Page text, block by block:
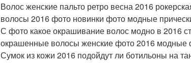
Волос женские пальто ретро весна 2016
волосы 2016 фото новинки фото модные
С фото какое окрашивание волос модно в 2016
окрашенные волосы женские фото 2016 модные
Сумок из кожи 2016 подойдут ли ботильоны на